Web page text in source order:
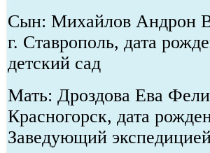
Сын: Михайлов Андрон
г. Ставрополь, дата
детский сад
Мать: Дроздова Ева
Красногорск, дата
Заведующий